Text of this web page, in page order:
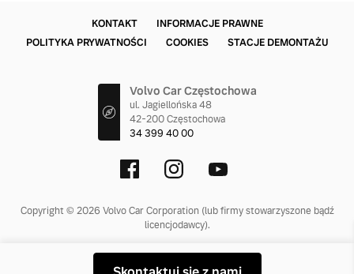
KONTAKT
INFORMACJE PRAWNE
POLITYKA PRYWATNOŚCI
COOKIES STACJE DEMONTAŻU
Volvo Car Częstochowa
ul. Jagiellońska 48
42-200 Częstochowa
34 399 40 00
Copyright © 2026 Volvo Car Corporation (lub firmy stowarzyszone bądź
licencjodawcy).